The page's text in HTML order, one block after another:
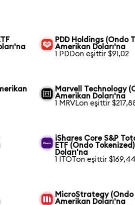
PDD Holdings (Ondo
Amerikan Doları'na
1 PDDon eşittir $91,02
Marvell Technology
Amerikan Doları'na
1 MRVLon eşittir
iShares Core S&P
ETF (Ondo
Doları'na
1 ITOTon eşittir $169,44
MicroStrategy
Amerikan Doları'na